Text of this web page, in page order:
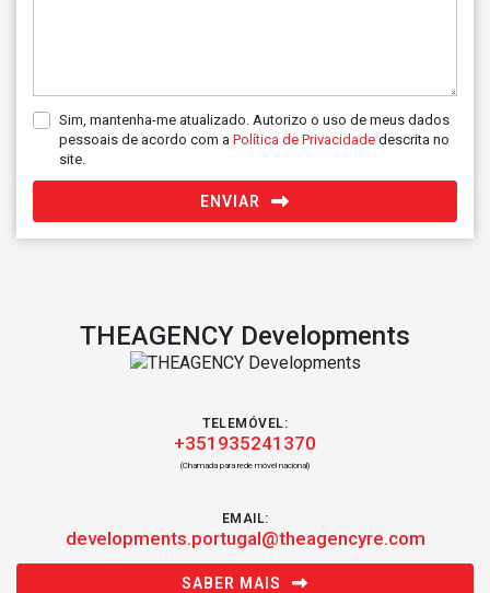
Sim, mantenha-me atualizado. Autorizo o uso de meus dados
pessoais de acordo com a Política de Privacidade descrita no
site.
ENVIAR
THEAGENCY Developments
TELEMÓVEL:
+351935241370
(Chamada para rede móvel nacional)
EMAIL:
developments.portugal@theagencyre.com
SABER MAIS